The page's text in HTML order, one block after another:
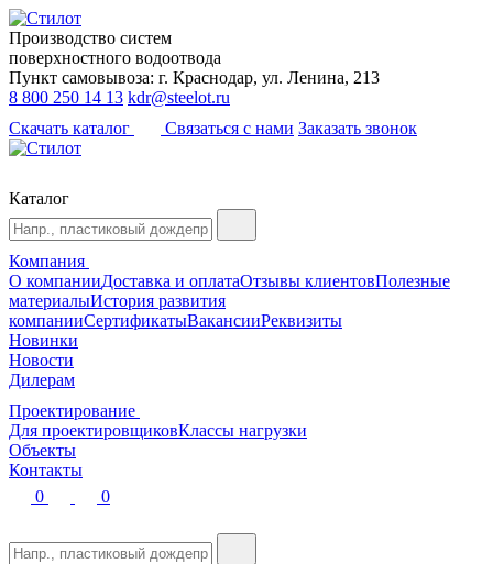
Производство систем
поверхностного водоотвода
Пункт самовывоза: г. Краснодар, ул. Ленина, 213
8 800 250 14 13 kdr@steelot.ru
Скачать каталог
Связаться с нами Заказать звонок
Каталог
Компания
О компанииДоставка и оплатаОтзывы клиентовПолезные
материалыИстория развития
компанииСертификатыВакансииРеквизиты
Новинки
Новости
Дилерам
Проектирование
Для проектировщиковКлассы нагрузки
Объекты
Контакты
0
0